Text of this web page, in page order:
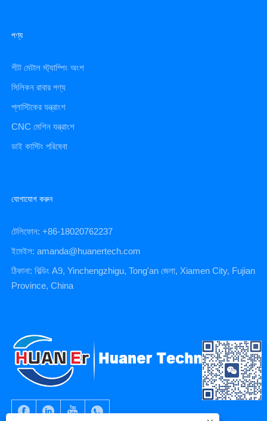
পণ্য
শীট মেটাল স্ট্যাম্পিং অংশ
সিলিকন রাবার পণ্য
প্লাস্টিকের যন্ত্রাংশ
CNC মেশিন যন্ত্রাংশ
ডাই কাস্টিং পরিষেবা
যোগাযোগ করুন
টেলিফোন: +86-18020762237
ইমেইল: amanda@huanertech.com
ঠিকানা: বিল্ডিং A9, Yinchengzhigu, Tong'an জেলা, Xiamen City, Fujian
Province, China